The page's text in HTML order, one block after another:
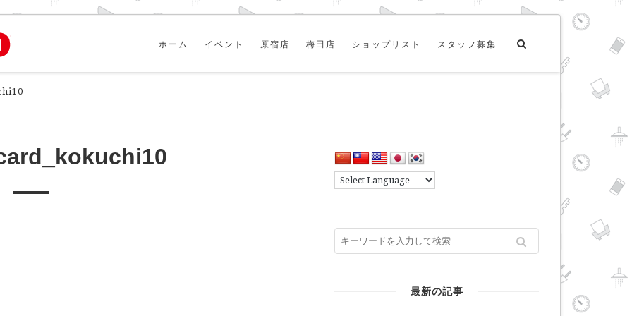
ホーム イベント 原宿店 梅田店 ショップリスト スタッフ募集
最新の記事